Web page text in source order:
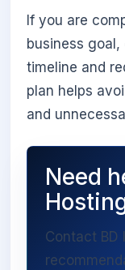
If you are
business
timeline and
plan helps
and
Need
Contact BD